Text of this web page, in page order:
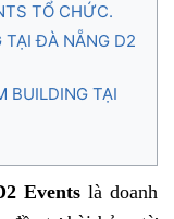
TỔ CHỨC.
TẠI ĐÀ NẴNG D2
BUILDING TẠI
Eventslà doanh